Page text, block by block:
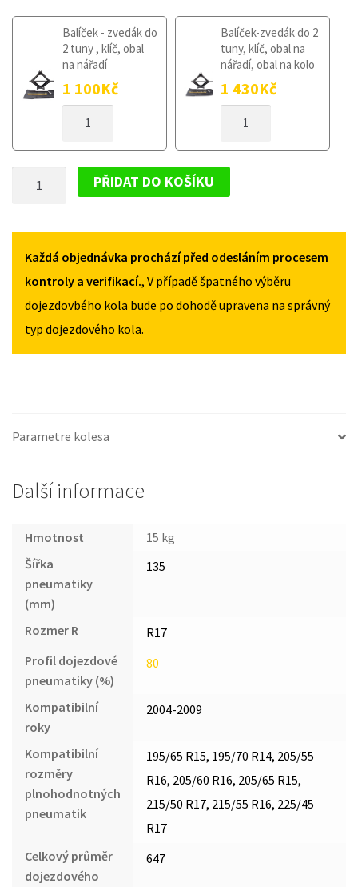
Balíček - zvedák do
2 tuny , klíč, obal
na nářadí
1 100Kč
KOLO
2009
Balíček-zvedák do 2
tuny, klíč, obal na
nářadí, obal na kolo
1 430Kč
KOLO
2009
SONATA
2004-
2009
MNOŽSTVÍ
PŘIDAT DO KOŠÍKU
Každá objednávka prochází před odesláním procesem
kontroly a verifikací., V případě špatného výběru
dojezdovbého kola bude po dohodě upravena na správný
typ dojezdového kola.
Parametre kolesa
Další informace
Hmotnost
15 kg
Šířka
pneumatiky
(mm)
135
Rozmer R
R17
Profil dojezdové
pneumatiky (%)
80
Kompatibilní
roky
2004-2009
Kompatibilní
rozměry
plnohodnotných
pneumatik
195/65 R15, 195/70 R14, 205/55
R16, 205/60 R16, 205/65 R15,
215/50 R17, 215/55 R16, 225/45
R17
Celkový průměr
dojezdového
647